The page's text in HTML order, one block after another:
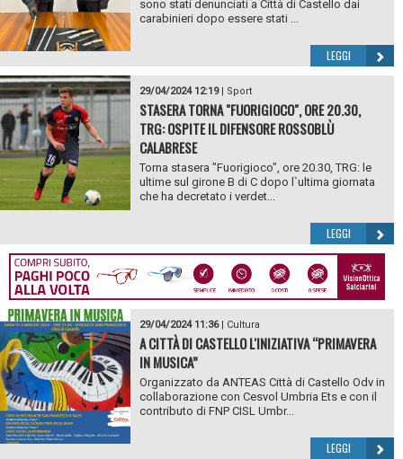
sono stati denunciati a Città di Castello dai
carabinieri dopo essere stati ...
LEGGI
29/04/2024 12:19| Sport
STASERA TORNA "FUORIGIOCO", ORE 20.30,
TRG: OSPITE IL DIFENSORE ROSSOBLÙ
CALABRESE
Torna stasera "Fuorigioco", ore 20.30, TRG: le
ultime sul girone B di C dopo l`ultima giornata
che ha decretato i verdet...
LEGGI
29/04/2024 11:36| Cultura
A CITTÀ DI CASTELLO L'INIZIATIVA “PRIMAVERA
IN MUSICA”
Organizzato da ANTEAS Città di Castello Odv in
collaborazione con Cesvol Umbria Ets e con il
contributo di FNP CISL Umbr...
LEGGI